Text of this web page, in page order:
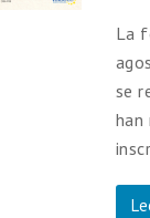
La
se
han